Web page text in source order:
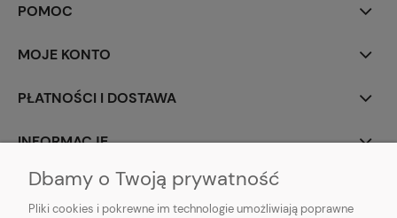
POMOC
MOJE KONTO
PŁATNOŚCI I DOSTAWA
INFORMACJE
O NAS
Dbamy o Twoją prywatność
Pliki cookies i pokrewne im technologie umożliwiają poprawne